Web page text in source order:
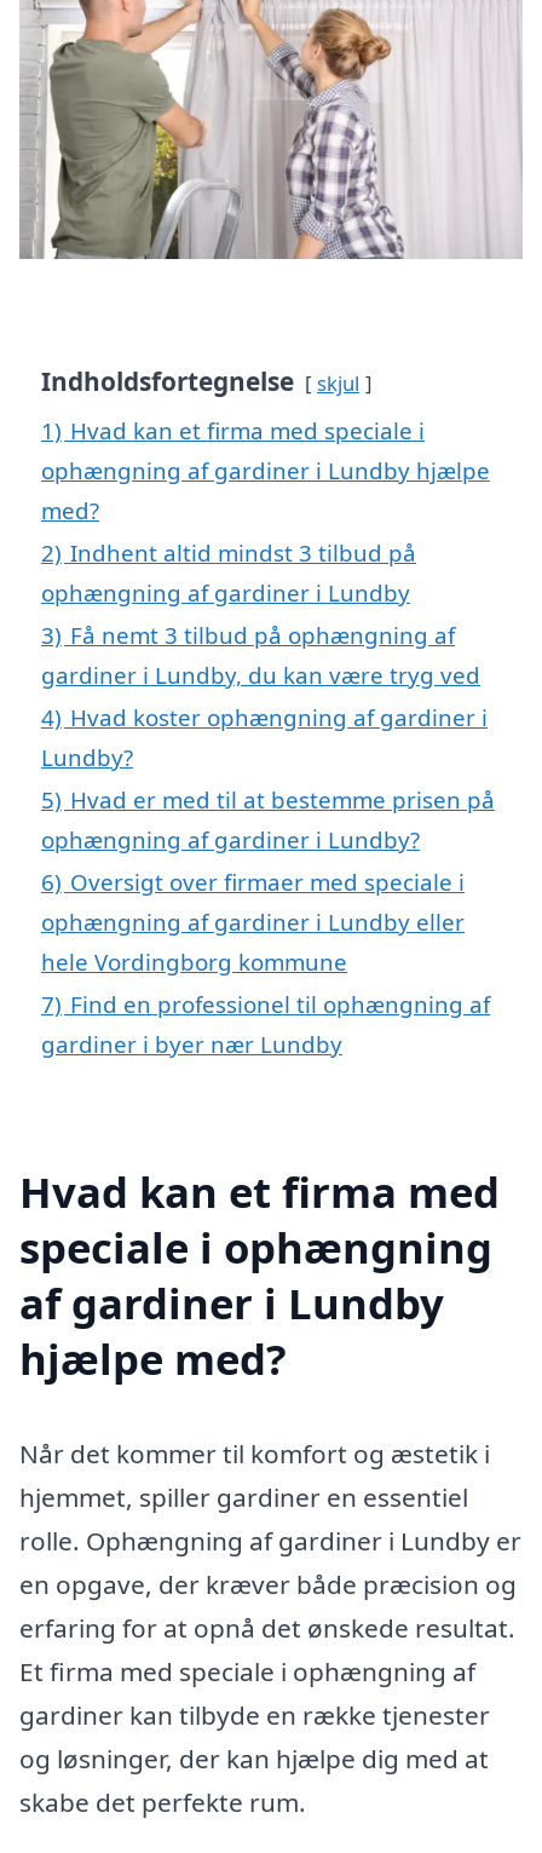
Indholdsfortegnelse skjul
1) Hvad kan et firma med speciale i
ophængning af gardiner i Lundby hjælpe
med?
2) Indhent altid mindst 3 tilbud på
ophængning af gardiner i Lundby
3) Få nemt 3 tilbud på ophængning af
gardiner i Lundby, du kan være tryg ved
4) Hvad koster ophængning af gardiner i
Lundby?
5) Hvad er med til at bestemme prisen på
ophængning af gardiner i Lundby?
6) Oversigt over firmaer med speciale i
ophængning af gardiner i Lundby eller
hele Vordingborg kommune
7) Find en professionel til ophængning af
gardiner i byer nær Lundby
Hvad kan et firma med
speciale i ophængning
af gardiner i Lundby
hjælpe med?
Når det kommer til komfort og æstetik i
hjemmet, spiller gardiner en essentiel
rolle. Ophængning af gardiner i Lundby er
en opgave, der kræver både præcision og
erfaring for at opnå det ønskede resultat.
Et firma med speciale i ophængning af
gardiner kan tilbyde en række tjenester
og løsninger, der kan hjælpe dig med at
skabe det perfekte rum.